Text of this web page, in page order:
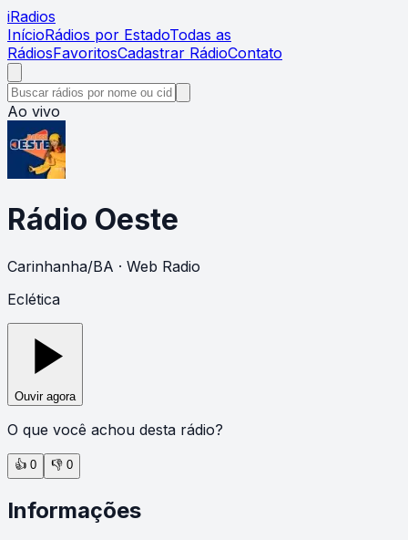
iRadios
InícioRádios por EstadoTodas as
RádiosFavoritosCadastrar RádioContato
Ao vivo
Rádio Oeste
Carinhanha/BA · Web Radio
Eclética
Ouvir agora
O que você achou desta rádio?
👍 0 👎 0
Informações